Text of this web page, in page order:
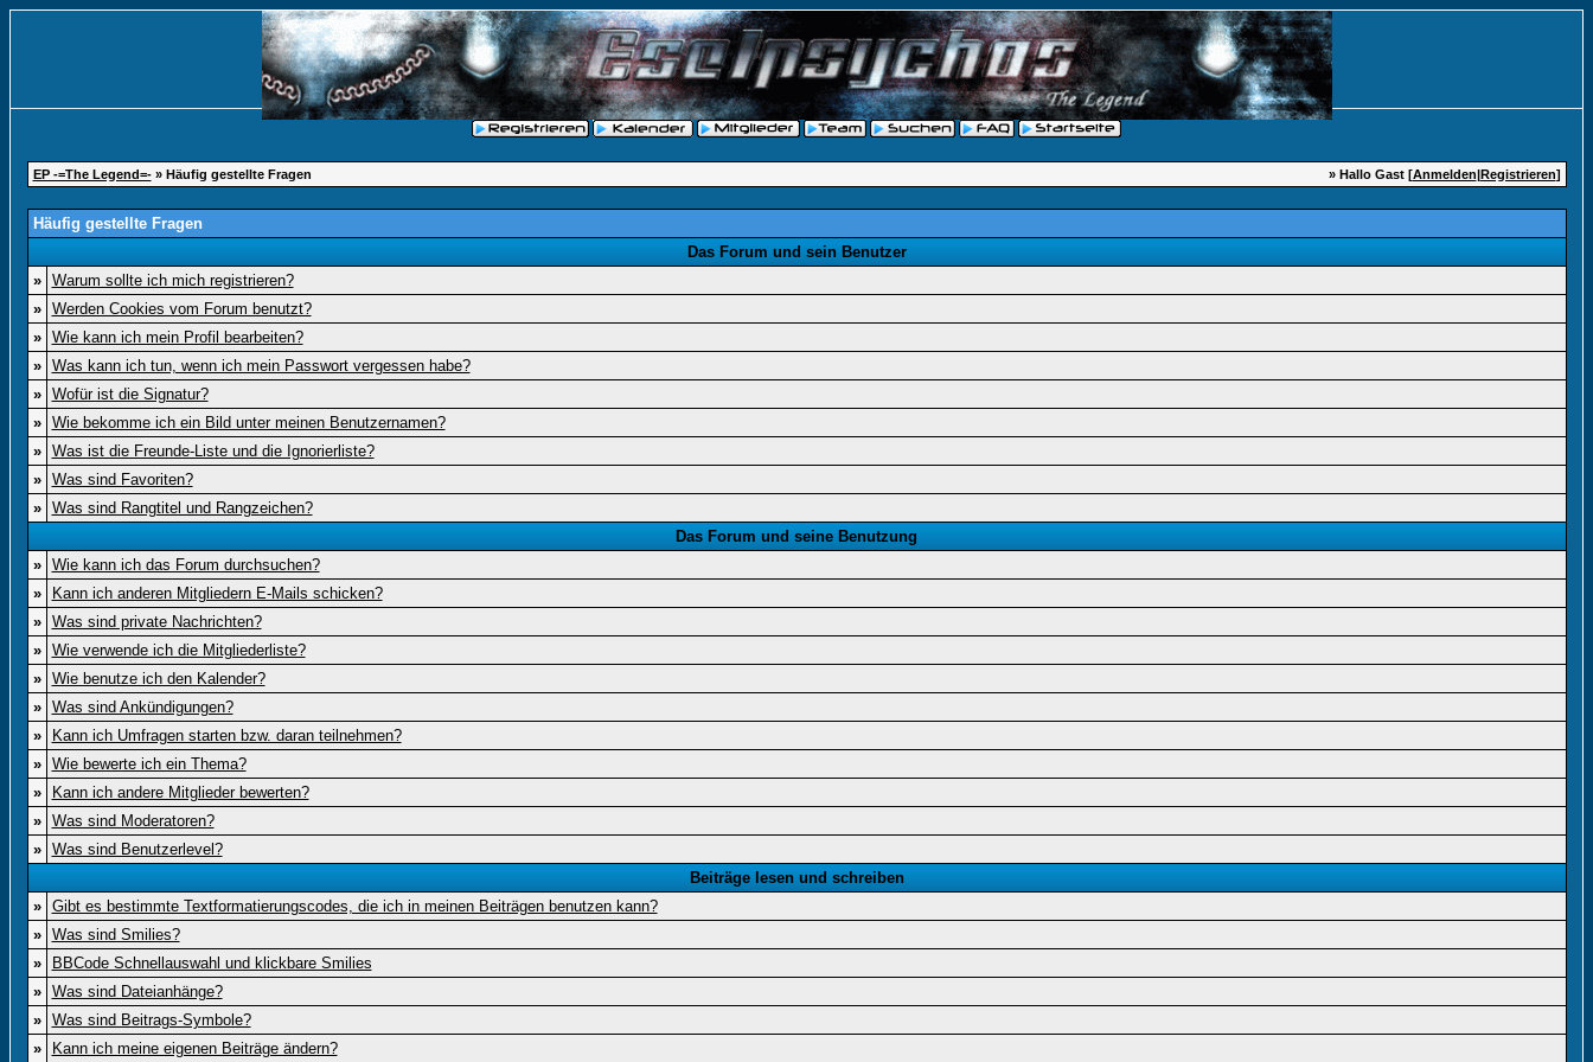
EP -=The Legend=-» Häufig gestellte Fragen » Hallo Gast [Anmelden|Registrieren]
Häufig gestellte Fragen
Das Forum und sein Benutzer
»
Warum sollte ich mich registrieren?
»
Werden Cookies vom Forum benutzt?
»
Wie kann ich mein Profil bearbeiten?
»
Was kann ich tun, wenn ich mein Passwort vergessen habe?
»
Wofür ist die Signatur?
»
Wie bekomme ich ein Bild unter meinen Benutzernamen?
»
Was ist die Freunde-Liste und die Ignorierliste?
»
Was sind Favoriten?
»
Was sind Rangtitel und Rangzeichen?
Das Forum und seine Benutzung
»
Wie kann ich das Forum durchsuchen?
»
Kann ich anderen Mitgliedern E-Mails schicken?
»
Was sind private Nachrichten?
»
Wie verwende ich die Mitgliederliste?
»
Wie benutze ich den Kalender?
»
Was sind Ankündigungen?
»
Kann ich Umfragen starten bzw. daran teilnehmen?
»
Wie bewerte ich ein Thema?
»
Kann ich andere Mitglieder bewerten?
»
Was sind Moderatoren?
»
Was sind Benutzerlevel?
Beiträge lesen und schreiben
»
Gibt es bestimmte Textformatierungscodes, die ich in meinen Beiträgen benutzen kann?
»
Was sind Smilies?
»
BBCode Schnellauswahl und klickbare Smilies
»
Was sind Dateianhänge?
»
Was sind Beitrags-Symbole?
»
Kann ich meine eigenen Beiträge ändern?